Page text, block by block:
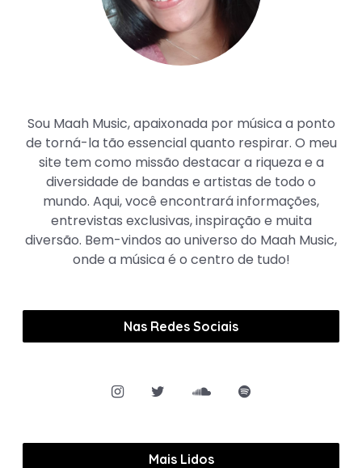
Sou Maah Music, apaixonada por música a ponto
de torná-la tão essencial quanto respirar. O meu
site tem como missão destacar a riqueza e a
diversidade de bandas e artistas de todo o
mundo. Aqui, você encontrará informações,
entrevistas exclusivas, inspiração e muita
diversão. Bem-vindos ao universo do Maah Music,
onde a música é o centro de tudo!
Nas Redes Sociais
Mais Lidos